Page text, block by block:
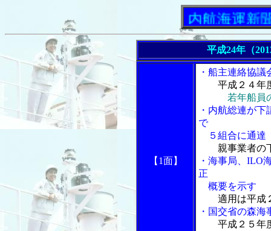
「内航海運新聞」ニ
平成24年（
【1面】
・船主連絡協
平成２４年
若年船員
・内航総連が
で
５組合に通達
親事業者の
・海事局、ILO
正
概要を示す
適用は平成
・国交省の森
平成２５年